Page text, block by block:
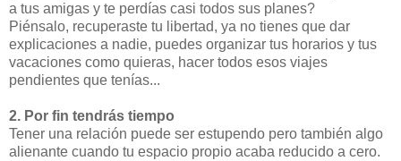
a tus amigas y te perdías casi todos sus planes?
Piénsalo, recuperaste tu libertad, ya no tienes que dar
explicaciones a nadie, puedes organizar tus horarios y tus
vacaciones como quieras, hacer todos esos viajes
pendientes que tenías...
2. Por fin tendrás tiempo
Tener una relación puede ser estupendo pero también algo
alienante cuando tu espacio propio acaba reducido a cero.